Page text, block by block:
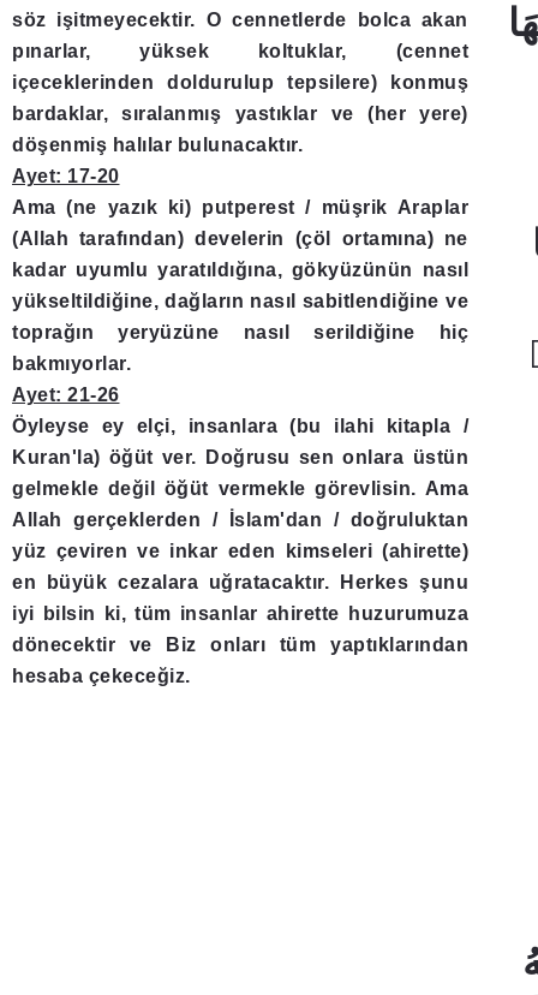
söz işitmeyecektir. O cennetlerde bolca akan
pınarlar, yüksek koltuklar, (cennet
içeceklerinden doldurulup tepsilere) konmuş
bardaklar, sıralanmış yastıklar ve (her yere)
döşenmiş halılar bulunacaktır.
Ayet: 17-20
Ama (ne yazık ki) putperest / müşrik Araplar
(Allah tarafından) develerin (çöl ortamına) ne
kadar uyumlu yaratıldığına, gökyüzünün nasıl
yükseltildiğine, dağların nasıl sabitlendiğine ve
toprağın yeryüzüne nasıl serildiğine hiç
bakmıyorlar.
Ayet: 21-26
Öyleyse ey elçi, insanlara (bu ilahi kitapla /
Kuran'la) öğüt ver. Doğrusu sen onlara üstün
gelmekle değil öğüt vermekle görevlisin. Ama
Allah gerçeklerden / İslam'dan / doğruluktan
yüz çeviren ve inkar eden kimseleri (ahirette)
en büyük cezalara uğratacaktır. Herkes şunu
iyi bilsin ki, tüm insanlar ahirette huzurumuza
dönecektir ve Biz onları tüm yaptıklarından
hesaba çekeceğiz.